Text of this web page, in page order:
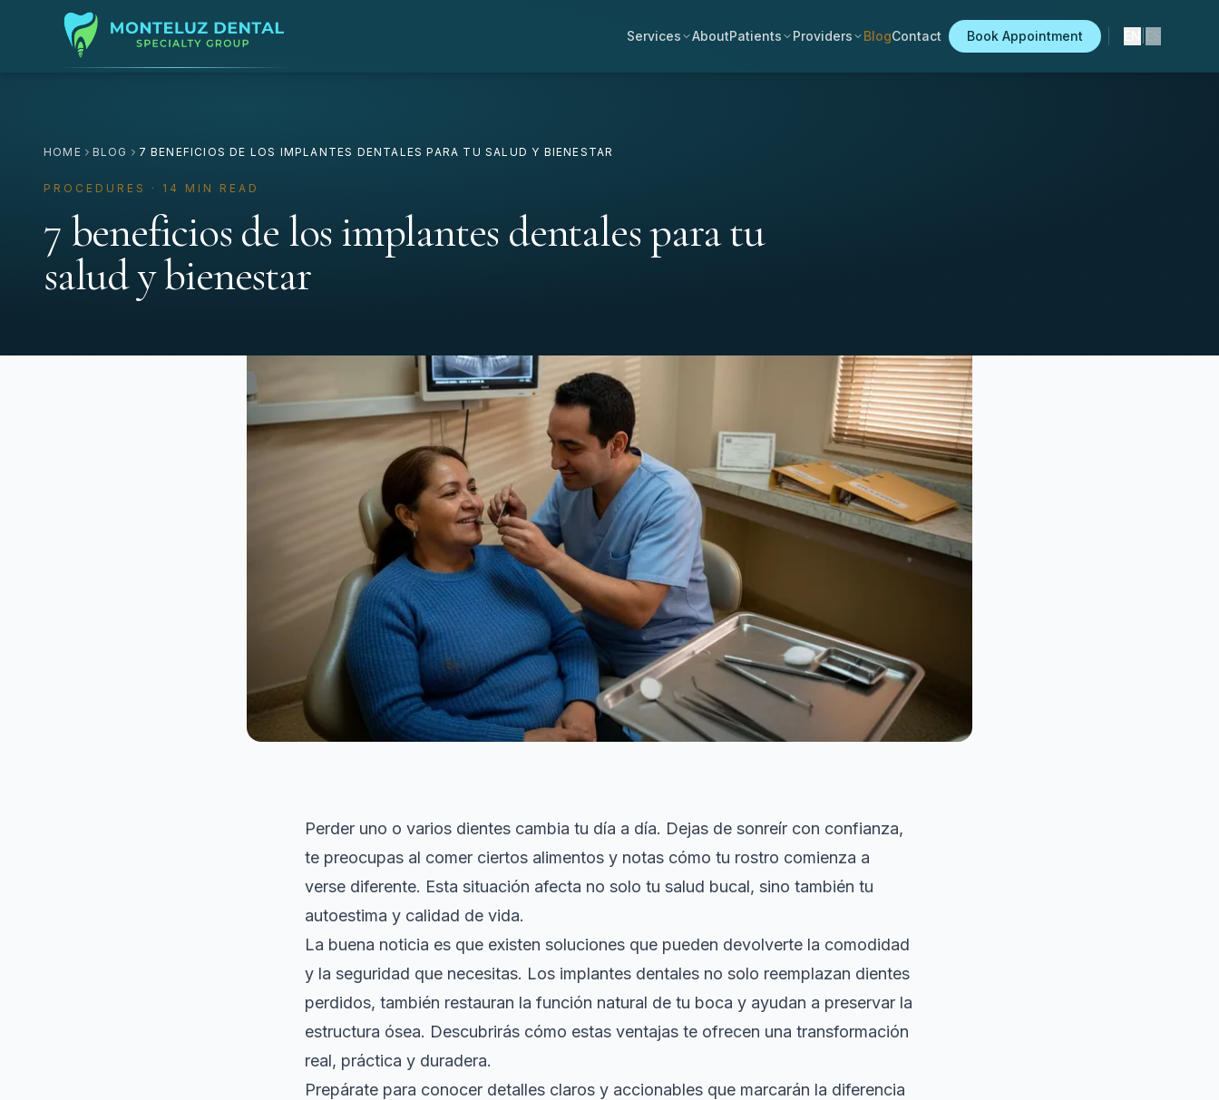
Services AboutPatients Providers BlogContact Book Appointment
HOME BLOG 7 BENEFICIOS DE LOS IMPLANTES DENTALES PARA TU SALUD Y BIENESTAR
PROCEDURES · 14 MIN READ
7 beneficios de los implantes dentales para tu
salud y bienestar
Perder uno o varios dientes cambia tu día a día. Dejas de sonreír con confianza,
te preocupas al comer ciertos alimentos y notas cómo tu rostro comienza a
verse diferente. Esta situación afecta no solo tu salud bucal, sino también tu
autoestima y calidad de vida.
La buena noticia es que existen soluciones que pueden devolverte la comodidad
y la seguridad que necesitas. Los implantes dentales no solo reemplazan dientes
perdidos, también restauran la función natural de tu boca y ayudan a preservar la
estructura ósea. Descubrirás cómo estas ventajas te ofrecen una transformación
real, práctica y duradera.
Prepárate para conocer detalles claros y accionables que marcarán la diferencia